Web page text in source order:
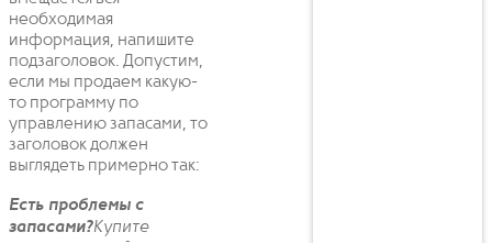
необходимая
информация, напишите
подзаголовок. Допустим,
если мы продаем какую-
то программу по
управлению запасами, то
заголовок должен
выглядеть примерно так:
Есть проблемы с
запасами?Купите